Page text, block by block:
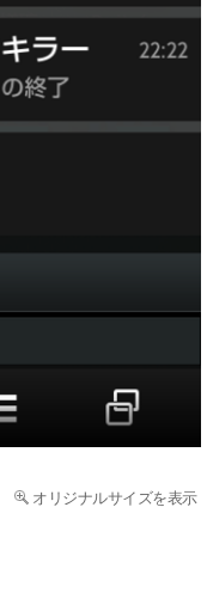
オリジナルサイズを表示